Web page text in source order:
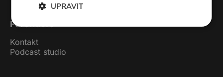
Forendors
Kontakt
Podcast studio
UPRAVIT